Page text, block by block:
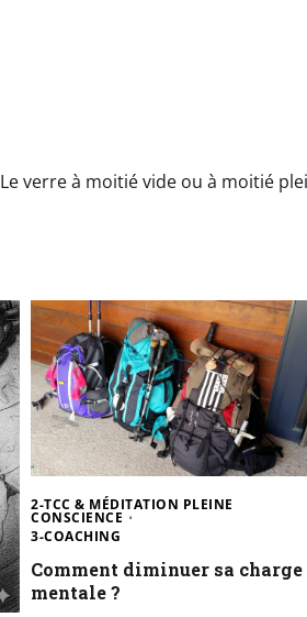
Le verre à moitié vide ou à moitié
2-TCC & MÉDITATION PLEINE
CONSCIENCE
3-COACHING
Comment diminuer sa charge
mentale ?